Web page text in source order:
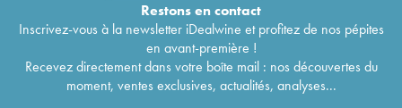
Restons encontact
Inscrivez-vous à la newsletter iDealwine et profitez de nos pépites
en avant-première !
Recevez directement dans votre boîte mail : nos découvertes du
moment, ventes exclusives, actualités, analyses...